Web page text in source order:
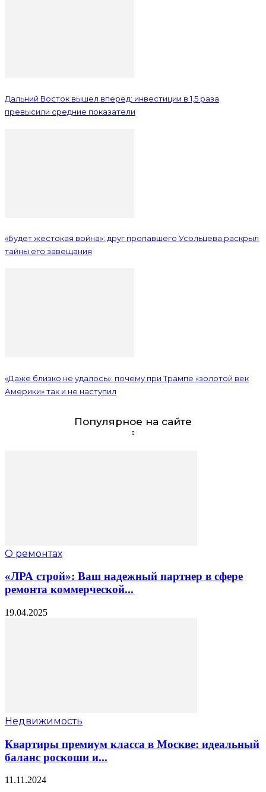
Дальний Восток вышел вперед: инвестиции в 1,5 раза
превысили средние показатели
«Будет жестокая война»: друг пропавшего Усольцева раскрыл
тайны его завещания
«Даже близко не удалось»: почему при Трампе «золотой век
Америки» так и не наступил
Популярное на сайте
О ремонтах
«ЛРА строй»: Ваш надежный партнер в сфере
ремонта коммерческой...
19.04.2025
Недвижимость
Квартиры премиум класса в Москве: идеальный
баланс роскоши и...
11.11.2024